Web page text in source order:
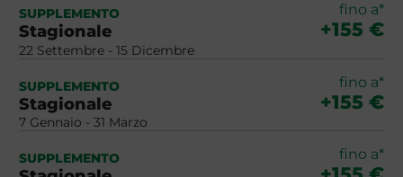
SUPPLEMENTO
Stagionale
22 Settembre - 15 Dicembre
fino a*
+155 €
SUPPLEMENTO
Stagionale
7 Gennaio - 31 Marzo
fino a*
+155 €
SUPPLEMENTO fino a*